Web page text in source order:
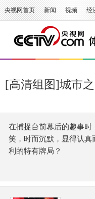
央视网首页 新闻 视频 经
[高清组图]城市
在捕捉台前幕后的趣事
笑，时而沉默，显得认
利的特有牌局？